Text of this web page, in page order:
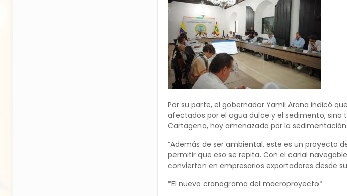
Por su parte, el gobernador Yamil Arana indicó
afectados por el agua dulce y el sedimento,
Cartagena, hoy amenazada por la
“Además de ser ambiental, este es un proyecto
permitir que eso se repita. Con el canal
conviertan en empresarios exportadores desde
*El nuevo cronograma del macroproyecto*